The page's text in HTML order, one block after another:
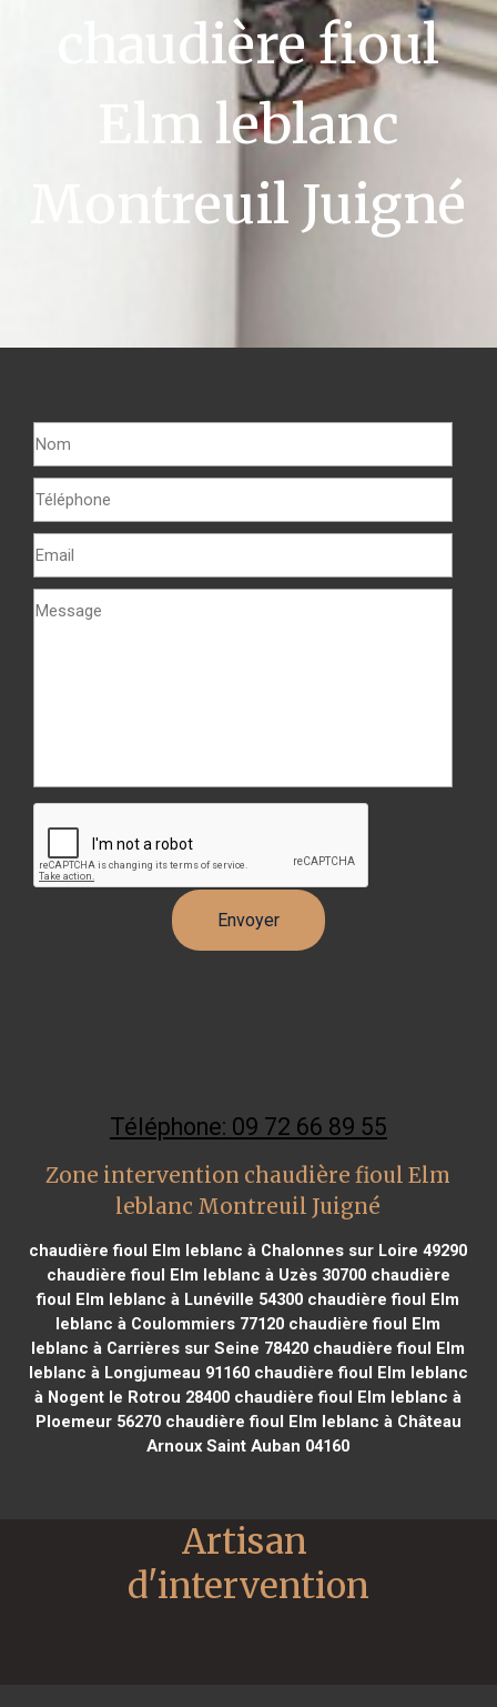
chaudière fioul
Elm leblanc
Montreuil Juigné
Téléphone: 09 72 66 89 55
Zone intervention chaudière fioul Elm
leblanc Montreuil Juigné
chaudière fioul Elm leblanc à Chalonnes sur Loire 49290
chaudière fioul Elm leblanc à Uzès 30700chaudière
fioul Elm leblanc à Lunéville 54300 chaudière fioul Elm
leblanc à Coulommiers 77120 chaudière fioul Elm
leblanc à Carrières sur Seine 78420 chaudière fioul Elm
leblanc à Longjumeau 91160chaudière fioul Elm leblanc
à Nogent le Rotrou 28400 chaudière fioul Elm leblanc à
Ploemeur 56270chaudière fioul Elm leblanc à Château
Arnoux Saint Auban 04160
Artisan
d'intervention